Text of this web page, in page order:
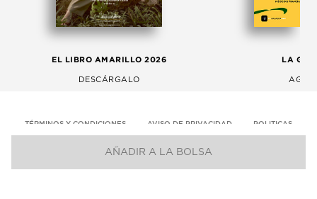
AÑADIR A LA BOLSA
EL LIBRO AMARILLO 2026
DESCÁRGALO
LA
TÉRMINOS Y CONDICIONES AVISO DE PRIVACIDAD POLITICAS